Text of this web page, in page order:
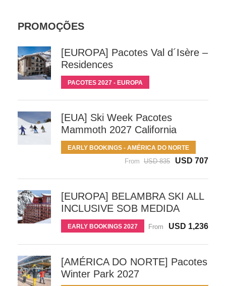
PROMOÇÕES
[EUROPA] Pacotes Val d´Isère –
Residences
PACOTES 2027 - EUROPA
[EUA] Ski Week Pacotes
Mammoth 2027 California
EARLY BOOKINGS - AMÉRICA DO NORTE
From USD 835 USD 707
[EUROPA] BELAMBRA SKI ALL
INCLUSIVE SOB MEDIDA
EARLY BOOKINGS 2027 From USD 1,236
[AMÉRICA DO NORTE] Pacotes
Winter Park 2027